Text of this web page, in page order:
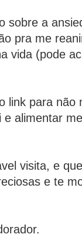
sobre a
pra me
vida (pode
link para não
e alimentar
visita, e
e te